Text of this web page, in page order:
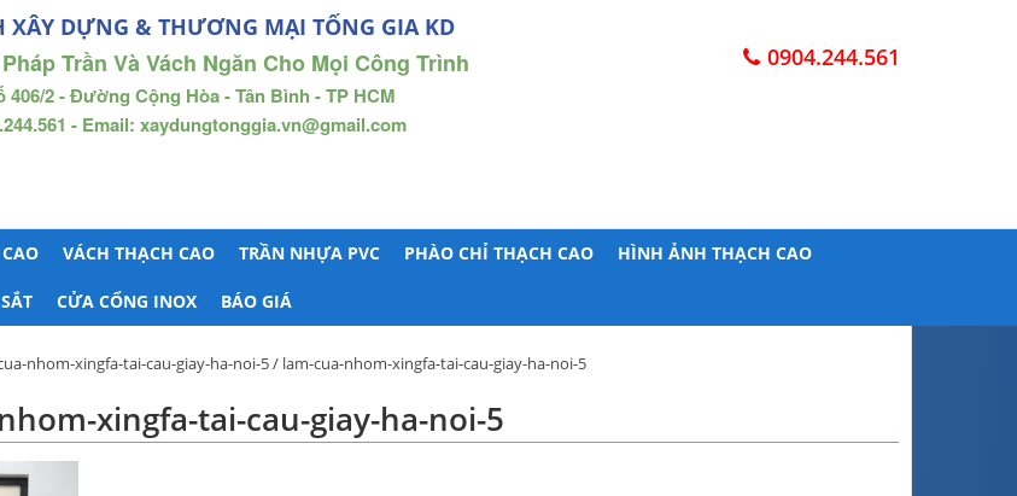
XÂY DỰNG & THƯƠNG MẠI TỐNG GIA KD
Trần Và Vách Ngăn Cho Mọi Công Trình
406/2 - Đường Cộng Hòa - Tân Bình - TP HCM
- Email: xaydungtonggia.vn@gmail.com
0904.244.561
VÁCH THẠCH CAO TRẦN NHỰA PVC PHÀO CHỈ THẠCH CAO HÌNH ẢNH THẠCH CAO
CỬA CỔNG INOX BÁO GIÁ
nhom-xingfa-tai-cau-giay-ha-noi-5/ lam-cua-nhom-xingfa-tai-cau-giay-ha-noi-5
xingfa-tai-cau-giay-ha-noi-5